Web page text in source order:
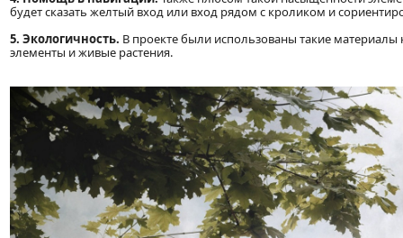
будет сказать желтый вход или вход рядом с кроликом и
5. Экологичность. В проекте были использованы такие
элементы и живые растения.